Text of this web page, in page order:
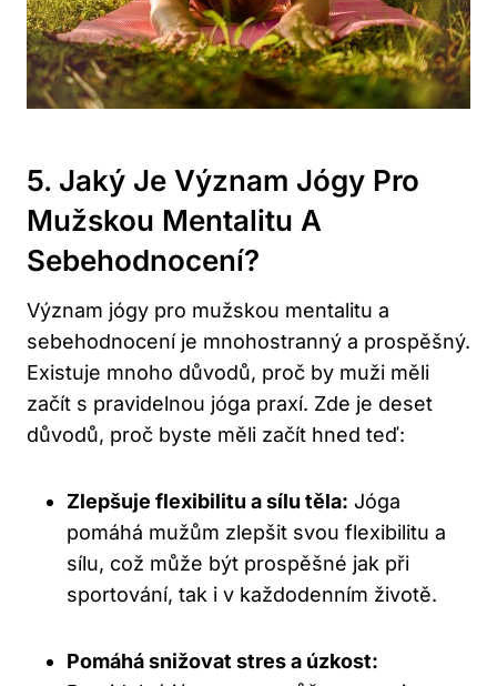
5. Jaký Je Význam Jógy Pro
Mužskou Mentalitu A
Sebehodnocení?
Význam jógy pro mužskou mentalitu a
sebehodnocení je mnohostranný a prospěšný.
Existuje mnoho důvodů, proč by muži měli
začít s pravidelnou jóga praxí. Zde je deset
důvodů, proč byste měli začít hned teď:
Zlepšuje flexibilitu a sílu těla: Jóga
pomáhá mužům zlepšit svou flexibilitu a
sílu, což může být prospěšné jak při
sportování, tak i v každodenním životě.
Pomáhá snižovat stres a úzkost: